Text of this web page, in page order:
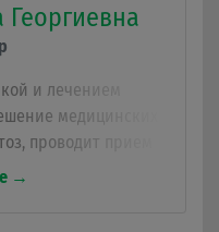
и лечением
медицинских
проводит прием
авитаминоз,
педиатрия в полном
→